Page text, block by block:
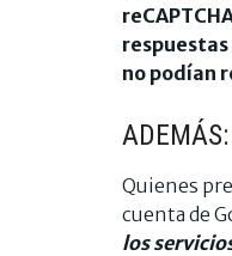
no podían
ADEMÁS:
Quienes
cuenta de
los